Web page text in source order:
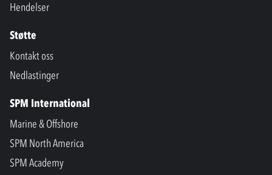
Hendelser
Støtte
Kontakt oss
Nedlastinger
SPM International
Marine & Offshore
SPM North America
SPM Academy